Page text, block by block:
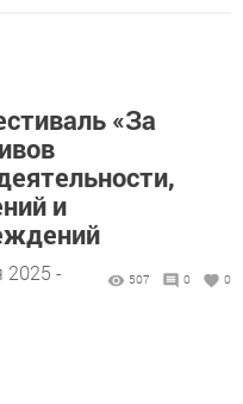
«За
и
2025 -
507 0 0